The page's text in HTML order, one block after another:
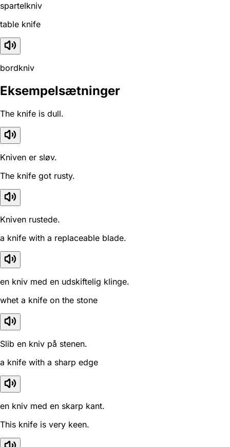
spartelkniv
table knife
bordkniv
Eksempelsætninger
The knife is dull.
Kniven er sløv.
The knife got rusty.
Kniven rustede.
a knife with a replaceable blade.
en kniv med en udskiftelig klinge.
whet a knife on the stone
Slib en kniv på stenen.
a knife with a sharp edge
en kniv med en skarp kant.
This knife is very keen.